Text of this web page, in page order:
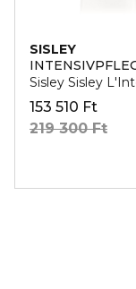
SISLEY
Sisley Sisley
153 510 Ft
219 300 Ft